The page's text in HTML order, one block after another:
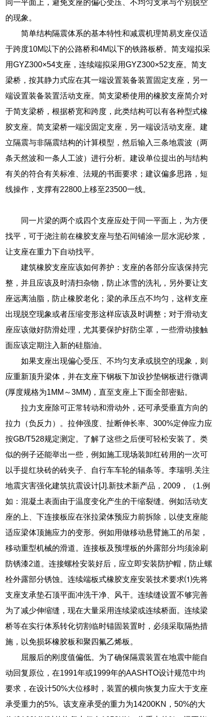
同一平面上，避免支座的偏心受压、不均匀支承与个别脱空
的现象。
简单结构隔震体系的基本特性和减震机理简易支座仅适
于跨度10M以下的公路桥和4M以下的铁路板桥。简支端拟采
用GYZ300×54支座，连续端拟采用GYZ300×52支座。简支
梁桥，按其静力式应在其一端设置装备装置固定支座，另一
端设置装备装置活动支座。简支梁桥使用的橡胶支座简介对
于简支梁桥，根据桥宽和跨度，此类结构可以有各种型式橡
胶支座。简支梁桥一端没固定支座，另一端设活动支座。建
立隔震与非隔震结构的计算模型，然后输入三条地震波（两
条天然波和一条人工波）进行分析。建设单位提出的与结构
有关的符合有关标准、法规的书面要求；建议偏多思路，短
线操作，支撑有22800上移至23500一线。
同一片梁的两个或四个支座应处于同一平面上，为方便
找平，可于浇注前在橡胶支座与垫石间铺涂一层水泥砂浆，
让支座在重力下自动找平。
建筑橡胶支座应该如何养护：支座的各部分应该保持完
整，并且应该及时清扫杂物，防止冰雪的洗礼，另外要让支
座远离油脂，防止橡胶老化；梁的承压点不均匀，这样支座
出现脱空现象或者压缩变形这样应该及时调整；对于滑动支
座应该做好防滑处理，尤其要保护好防尘罩，一些滑动接触
面应该定期注入新的硅脂油。
如果支座出现偏心受压、不均匀支承或脱空的现象，则
应重新顶升梁体，并在支座下钢板下加设抄垫钢板进行微调
(厚度规格为1MM～3MM)，直至支座上下面全部密贴。
拉力支座除可正常转动和滑动外，还可承受垂直方向的
拉力（负反力）。拉伸强度、扯断伸长率、300%定伸应力应
按GB/T528规定测定。了解了这些之后便可轻松安装了。类
似的例子还能举出一些，例如施工现场装卸红砖用的一次可
以手提红块砖的砖夹子、自行车车轮的辐条等。李瑞明.关注
地震灾害强化建筑抗震设计[J].新技术新产品，2009，（1.例
如：混凝土表面由于温度变化产生的干缩裂缝。例如活动支
座的上、下连接板应在张拉梁体预应力前拆除，以使支座能
适应梁体顶施应力的变形。例如用做移动悬臂施工的吊架，
移动重型机械的滑道。连接板及预埋板的外露部分均须涂刷
防锈漆2道。连接螺栓安装好后，应立即安装防护帽，防止螺
栓外露部分锈蚀。连续端板式橡胶支座安装技术要求⑴先将
支座支承垫石顶平面冲洗干净、风干。连续缝设置不够完善
为了减少伸缩缝，现在大量采用连续梁或连续桥面。连续梁
桥等在实行体系转化切割临时锚固装置时，必须采取隔热措
施，以免损坏橡胶板和聚四氟乙烯板。
屈服后的刚度值偏低。为了确保隔震装置在地震中能自
动回复原位，在1991年或1999年的AASHTO设计规范中均
要求，在设计50%大位移时，装置的横向恢复力应大于支座
承受重力的5%。该支座承受的重力为14200KN，50%的大